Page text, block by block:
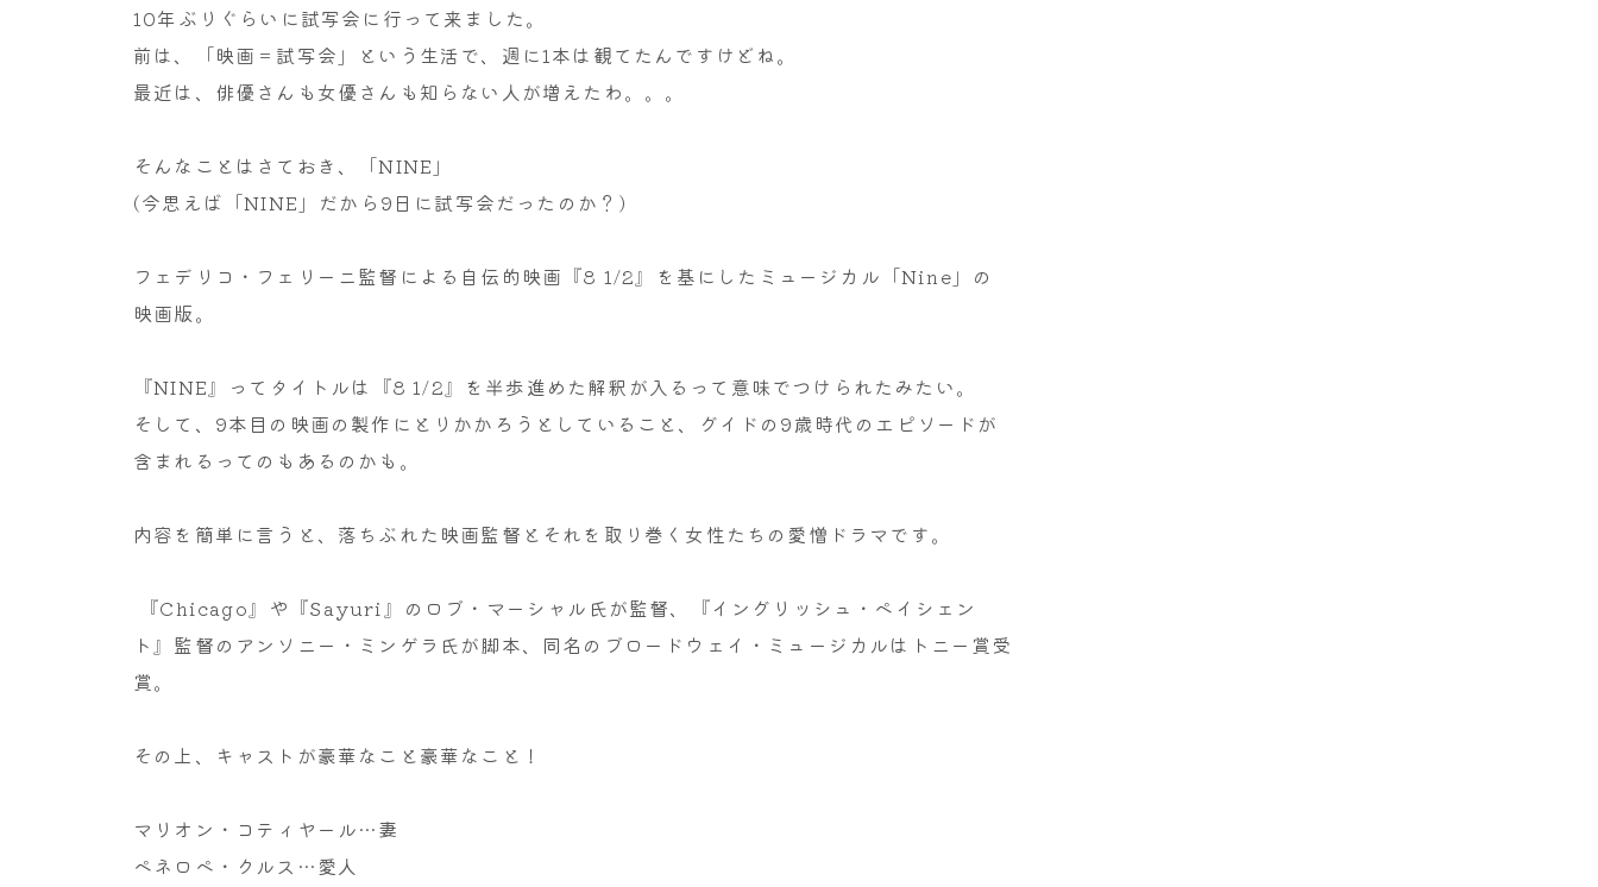
10年ぶりぐらいに試写会に行って来ました。
前は、「映画＝試写会」という生活で、週に1本は観てたんですけどね。
最近は、俳優さんも女優さんも知らない人が増えたわ。。。
そんなことはさておき、「NINE」
(今思えば「NINE」だから9日に試写会だったのか？)
フェデリコ・フェリーニ監督による自伝的映画『8 1/2』を基にしたミュージカル「Nine」の
映画版。
『NINE』ってタイトルは『8 1/2』を半歩進めた解釈が入るって意味でつけられたみたい。
そして、9本目の映画の製作にとりかかろうとしていること、グイドの9歳時代のエピソードが
含まれるってのもあるのかも。
内容を簡単に言うと、落ちぶれた映画監督とそれを取り巻く女性たちの愛憎ドラマです。
『Chicago』や『Sayuri』のロブ・マーシャル氏が監督、『イングリッシュ・ペイシェン
ト』監督のアンソニー・ミンゲラ氏が脚本、同名のブロードウェイ・ミュージカルはトニー賞受
賞。
その上、キャストが豪華なこと豪華なこと！
マリオン・コティヤール…妻
ペネロペ・クルス…愛人